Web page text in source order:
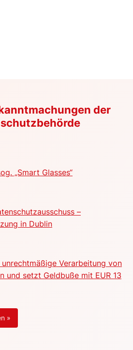
der
„Smart Glasses“
–
in Dublin
Verarbeitung von
und setzt Geldbuße mit EUR 13
»